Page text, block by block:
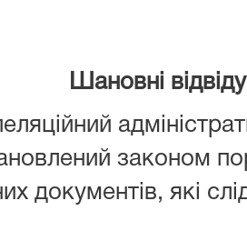
Шановні
законом
документів, які